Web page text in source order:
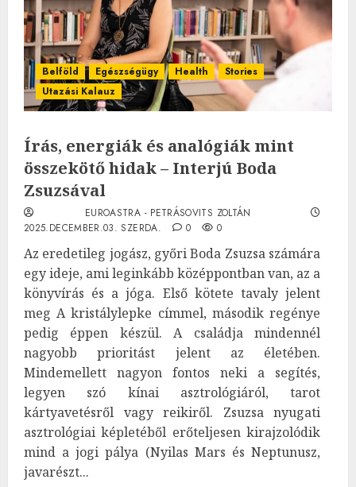
Belföld Egészségügy Health
Stories
Utazási Kalauz
Írás, energiák és analógiák mint
összekötő hidak – Interjú Boda
Zsuzsával
EUROASTRA - PETRÁSOVITS ZOLTÁN
2025.DECEMBER.03. SZERDA.
0 0
Az eredetileg jogász, győri Boda Zsuzsa számára
egy ideje, ami leginkább középpontban van, az a
könyvírás és a jóga. Első kötete tavaly jelent
meg A kristálylepke címmel, második regénye
pedig éppen készül. A családja mindennél
nagyobb prioritást jelent az életében.
Mindemellett nagyon fontos neki a segítés,
legyen szó kínai asztrológiáról, tarot
kártyavetésről vagy reikiről. Zsuzsa nyugati
asztrológiai képletéből erőteljesen kirajzolódik
mind a jogi pálya (Nyilas Mars és Neptunusz,
javarészt...